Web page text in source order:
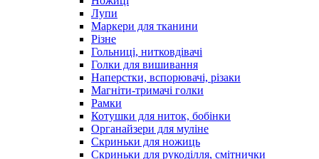
Лупи
Маркери для тканини
Різне
Гольниці, нитковдівачі
Голки для вишивання
Наперстки, вспорювачі, різаки
Магніти-тримачі голки
Рамки
Котушки для ниток, бобінки
Органайзери для муліне
Скриньки для ножиць
Скриньки для рукоділля, смітнички